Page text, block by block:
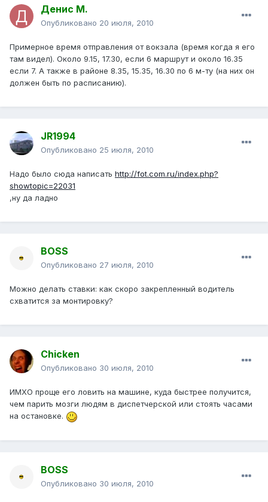
Денис М.
Опубликовано 20 июля, 2010
Примерное время отправления от вокзала (время когда я его
там видел). Около 9.15, 17.30, если 6 маршрут и около 16.35
если 7. А также в районе 8.35, 15.35, 16.30 по 6 м-ту (на них он
должен быть по расписанию).
JR1994
Опубликовано 25 июля, 2010
Надо было сюда написать http://fot.com.ru/index.php?
showtopic=22031
,ну да ладно
BOSS
Опубликовано 27 июля, 2010
Можно делать ставки: как скоро закрепленный водитель
схватится за монтировку?
Chicken
Опубликовано 30 июля, 2010
ИМХО проще его ловить на машине, куда быстрее получится,
чем парить мозги людям в диспетчерской или стоять часами
на остановке.
BOSS
Опубликовано 30 июля, 2010